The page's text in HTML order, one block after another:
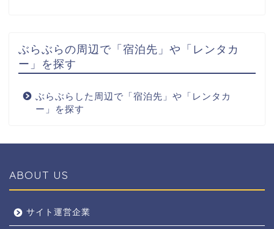
ぶらぶらの周辺で「宿泊先」や「レンタカ
ー」を探す
ぶらぶらした周辺で「宿泊先」や「レンタカ
ー」を探す
ABOUT US
サイト運営企業